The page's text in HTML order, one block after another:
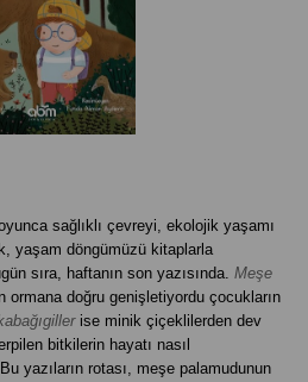
sağlıklı çevreyi, ekolojik yaşamı
yaşam döngümüzü kitaplarla
sıra, haftanın son yazısında. Meşe
ormana doğru genişletiyordu çocukların
ise minik çiçeklilerden dev
bitkilerin hayatı nasıl
yazıların rotası, meşe palamudunun